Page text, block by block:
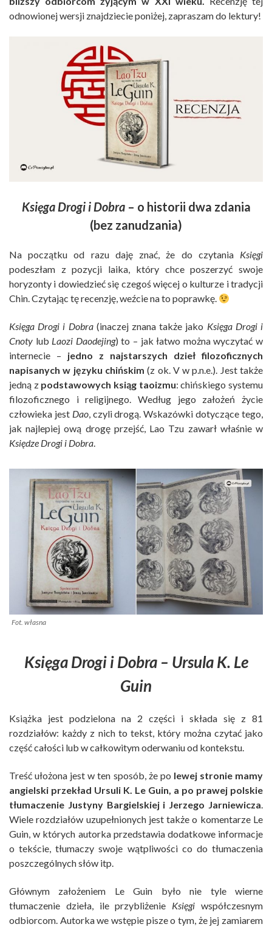
odnowionej wersji znajdziecie poniżej, zapraszam do lektury!
Księga Drogi i Dobra– o historii dwa zdania
(bez zanudzania)
Na początku od razu daję znać, że do czytania Księgi
podeszłam z pozycji laika, który chce poszerzyć swoje
horyzonty i dowiedzieć się czegoś więcej o kulturze i tradycji
Chin. Czytając tę recenzję, weźcie na to poprawkę.
Księga Drogi i Dobra(inaczej znana także jako Księga Drogi i
Cnoty lub Laozi Daodejing) to – jak łatwo można wyczytać w
internecie – jedno z najstarszych dzieł filozoficznych
napisanych w języku chińskim (z ok. V w p.n.e.). Jest także
jedną zpodstawowych ksiąg taoizmu: chińskiego systemu
filozoficznego i religijnego. Według jego założeń życie
człowieka jest Dao, czyli drogą. Wskazówki dotyczące tego,
jak najlepiej ową drogę przejść, Lao Tzu zawarł właśnie w
Księdze Drogi i Dobra.
Fot. własna
Księga Drogi i Dobra – Ursula K. Le
Guin
Książka jest podzielona na 2 części i składa się z 81
rozdziałów: każdy z nich to tekst, który można czytać jako
część całości lub w całkowitym oderwaniu od kontekstu.
Treść ułożona jest w ten sposób, że po lewej stronie mamy
angielski przekład Ursuli K. Le Guin, a po prawej polskie
tłumaczenie Justyny Bargielskiej i Jerzego Jarniewicza.
Wiele rozdziałów uzupełnionych jest także o komentarze Le
Guin, w których autorka przedstawia dodatkowe informacje
o tekście, tłumaczy swoje wątpliwości co do tłumaczenia
poszczególnych słów itp.
Głównym założeniem Le Guin było nie tyle wierne
tłumaczenie dzieła, ile przybliżenie Księgi współczesnym
odbiorcom. Autorka we wstępie pisze o tym, że jej zamiarem